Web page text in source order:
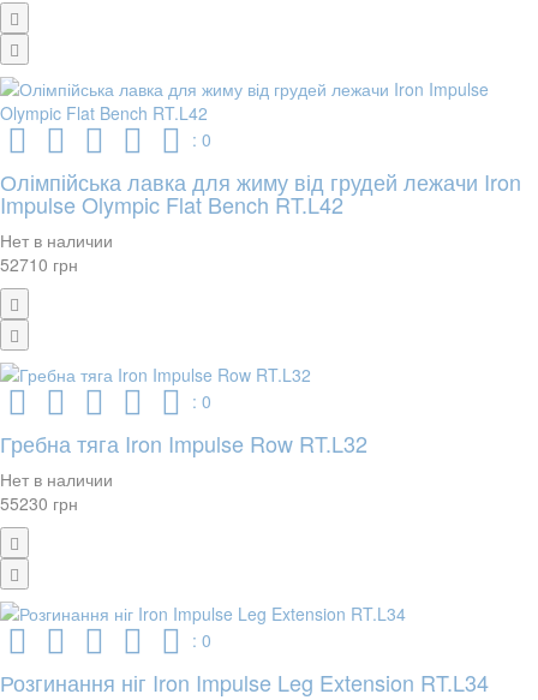
: 0
Олімпійська лавка для жиму від грудей лежачи Iron
Impulse Olympic Flat Bench RT.L42
Нет в наличии
52710 грн
: 0
Гребна тяга Iron Impulse Row RT.L32
Нет в наличии
55230 грн
: 0
Розгинання ніг Iron Impulse Leg Extension RT.L34